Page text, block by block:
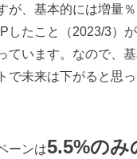
が、基本的には増量
したこと（2023/3）
ています。なので、
で未来は下がると思
ーンは5.5%のみ